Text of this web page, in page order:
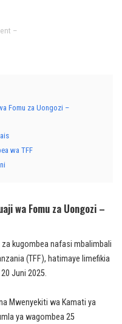
–
Fomu za Uongozi –
wa TFF
wa Fomu za Uongozi –
kugombea nafasi mbalimbali
(TFF), hatimaye limefikia
Juni 2025.
Mwenyekiti wa Kamati ya
ya wagombea 25